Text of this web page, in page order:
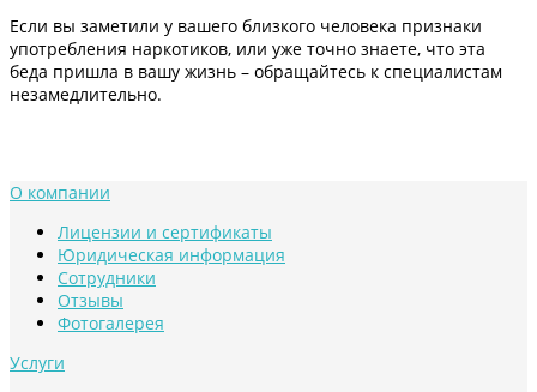
Если вы заметили у вашего близкого человека признаки
употребления наркотиков, или уже точно знаете, что эта
беда пришла в вашу жизнь – обращайтесь к специалистам
незамедлительно.
О компании
Лицензии и сертификаты
Юридическая информация
Сотрудники
Отзывы
Фотогалерея
Услуги